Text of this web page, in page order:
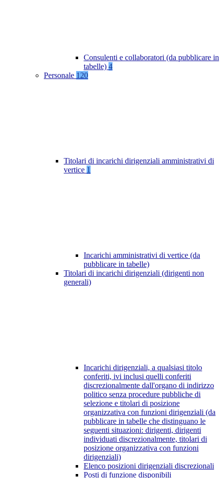
Consulenti e collaboratori (da pubblicare in
tabelle) 4
Personale 120
Titolari di incarichi dirigenziali amministrativi di
vertice 1
Incarichi amministrativi di vertice (da
pubblicare in tabelle)
Titolari di incarichi dirigenziali (dirigenti non
generali)
Incarichi dirigenziali, a qualsiasi titolo
conferiti, ivi inclusi quelli conferiti
discrezionalmente dall'organo di indirizzo
politico senza procedure pubbliche di
selezione e titolari di posizione
organizzativa con funzioni dirigenziali (da
pubblicare in tabelle che distinguano le
seguenti situazioni: dirigenti, dirigenti
individuati discrezionalmente, titolari di
posizione organizzativa con funzioni
dirigenziali)
Elenco posizioni dirigenziali discrezionali
Posti di funzione disponibili